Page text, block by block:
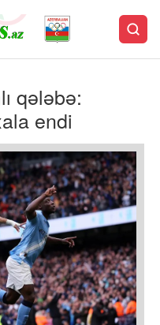
qələbə:
endi